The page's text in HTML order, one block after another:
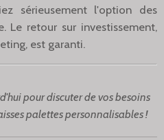
sérieusement l'option des
Le retour sur investissement,
est garanti.
pour discuter de vos besoins
palettes personnalisables !